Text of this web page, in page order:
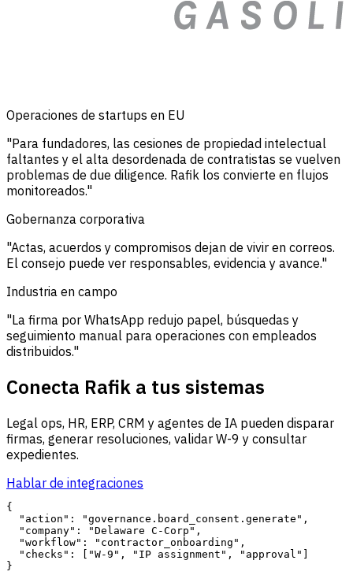
Operaciones de startups en EU
"Para fundadores, las cesiones de propiedad intelectual
faltantes y el alta desordenada de contratistas se vuelven
problemas de due diligence. Rafik los convierte en flujos
monitoreados."
Gobernanza corporativa
"Actas, acuerdos y compromisos dejan de vivir en correos.
El consejo puede ver responsables, evidencia y avance."
Industria en campo
"La firma por WhatsApp redujo papel, búsquedas y
seguimiento manual para operaciones con empleados
distribuidos."
Conecta Rafik a tus sistemas
Legal ops, HR, ERP, CRM y agentes de IA pueden disparar
firmas, generar resoluciones, validar W-9 y consultar
expedientes.
Hablar de integraciones
{
  "action": "governance.board_consent.generate",
  "company": "Delaware C-Corp",
  "workflow": "contractor_onboarding",
  "checks": ["W-9", "IP assignment", "approval"]